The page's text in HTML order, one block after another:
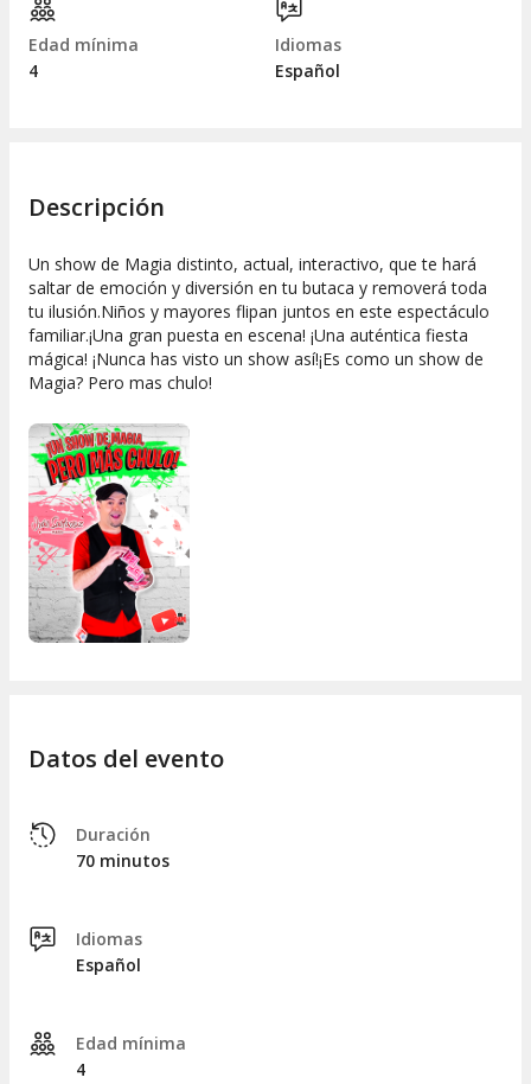
Edad mínima
4
Idiomas
Español
Descripción
Un show de Magia distinto, actual, interactivo, que te hará
saltar de emoción y diversión en tu butaca y removerá toda
tu ilusión.Niños y mayores flipan juntos en este espectáculo
familiar.¡Una gran puesta en escena! ¡Una auténtica fiesta
mágica! ¡Nunca has visto un show así!¡Es como un show de
Magia? Pero mas chulo!
Datos del evento
Duración
70 minutos
Idiomas
Español
Edad mínima
4